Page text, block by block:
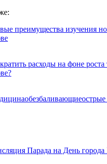
преимущества изучения
расходы на фоне роста
обезбаливающие
Парада на День